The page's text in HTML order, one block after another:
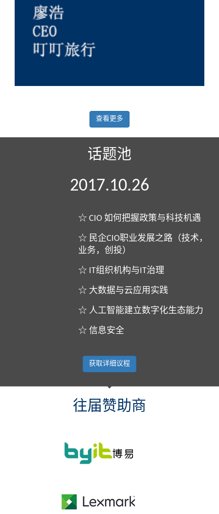
查看更多
话题池
2017.10.26
☆ CIO 如何把握政策与科技机遇
☆ 民企CIO职业发展之路（技术，
业务，创投）
☆ IT组织机构与IT治理
☆ 大数据与云应用实践
☆ 人工智能建立数字化生态能力
☆ 信息安全
获取详细议程
往届赞助商